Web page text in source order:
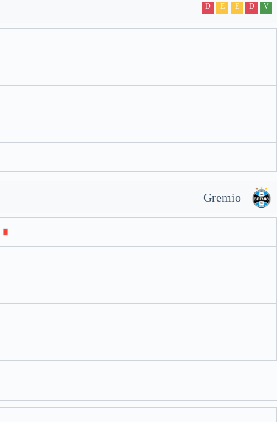
D E E D V
Gremio